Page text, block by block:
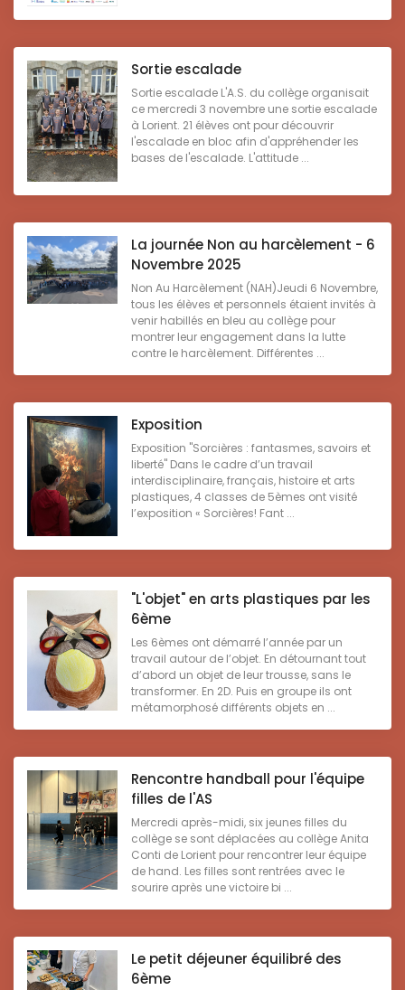
Sortie escalade
Sortie escalade L'A.S. du collège organisait
ce mercredi 3 novembre une sortie escalade
à Lorient. 21 élèves ont pour découvrir
l'escalade en bloc afin d'appréhender les
bases de l'escalade. L'attitude ...
La journée Non au harcèlement - 6
Novembre 2025
Non Au Harcèlement (NAH)Jeudi 6 Novembre,
tous les élèves et personnels étaient invités à
venir habillés en bleu au collège pour
montrer leur engagement dans la lutte
contre le harcèlement. Différentes ...
Exposition
Exposition "Sorcières : fantasmes, savoirs et
liberté" Dans le cadre d’un travail
interdisciplinaire, français, histoire et arts
plastiques, 4 classes de 5èmes ont visité
l’exposition « Sorcières! Fant ...
"L'objet" en arts plastiques par les
6ème
Les 6èmes ont démarré l’année par un
travail autour de l’objet. En détournant tout
d’abord un objet de leur trousse, sans le
transformer. En 2D. Puis en groupe ils ont
métamorphosé différents objets en ...
Rencontre handball pour l'équipe
filles de l'AS
Mercredi après-midi, six jeunes filles du
collège se sont déplacées au collège Anita
Conti de Lorient pour rencontrer leur équipe
de hand. Les filles sont rentrées avec le
sourire après une victoire bi ...
Le petit déjeuner équilibré des
6ème